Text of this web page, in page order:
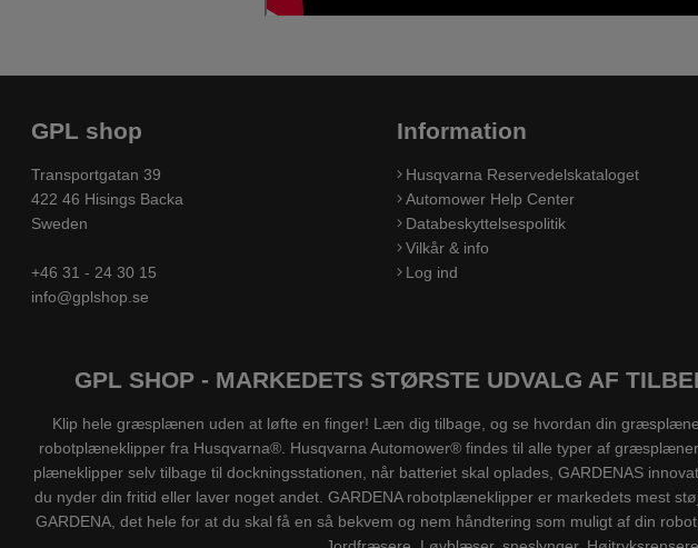
GPL shop
Transportgatan 39
422 46 Hisings Backa
Sweden
+46 31 - 24 30 15
info@gplshop.se
Information
Husqvarna Reservedelskataloget
Automower Help Center
Databeskyttelsespolitik
Vilkår & info
Log ind
GPL SHOP - MARKEDETS STØRSTE UDVALG AF
Klip hele græsplænen uden at løfte en finger! Læn dig tilbage, og se hvordan din
robotplæneklipper fra Husqvarna®. Husqvarna Automower® findes til alle typer af
plæneklipper selv tilbage til dockningsstationen, når batteriet skal oplades, GARDENAS
du nyder din fritid eller laver noget andet. GARDENA robotplæneklipper er markedets mest
GARDENA, det hele for at du skal få en så bekvem og nem håndtering som muligt af din